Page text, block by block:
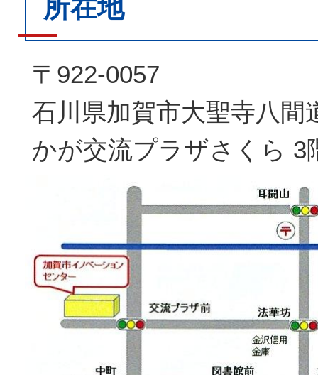
所在地
〒922-0057
石川県加賀市大聖寺八間
かが交流プラザさくら 3